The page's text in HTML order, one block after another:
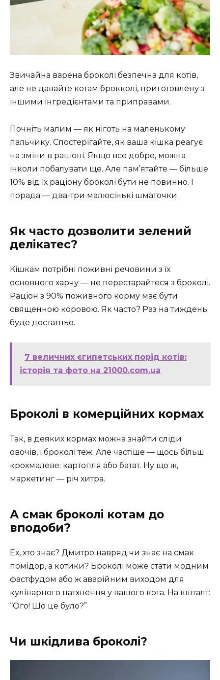
Звичайна варена броколі безпечна для котів,
але не давайте котам брокколі, приготовлену з
іншими інгредієнтами та приправами.
Почніть малим — як ніготь на маленькому
пальчику. Спостерігайте, як ваша кішка реагує
на зміни в раціоні. Якщо все добре, можна
інколи побалувати ще. Але пам’ятайте — більше
10% від їх раціону броколі бути не повинно. І
порада — два-три малюсінькі шматочки.
Як часто дозволити зелений
делікатес?
Кішкам потрібні поживні речовини з їх
основного харчу — не перестарайтеся з броколі.
Раціон з 90% поживного корму має бути
священною коровою. Як часто? Раз на тиждень
буде достатньо.
7 величних єгипетських порід котів:
історія та фото на 21000.com.ua
Броколі в комерційних кормах
Так, в деяких кормах можна знайти сліди
овочів, і броколі теж. Але частіше — щось більш
крохмалеве: картопля або батат. Ну що ж,
маркетинг — річ хитра.
А смак броколі котам до
вподоби?
Ех, хто знає? Дмитро навряд чи знає на смак
помідор, а котики? Броколі може стати модним
фастфудом або ж аварійним виходом для
кулінарного натхнення у вашого кота. На кшталт:
“Ого! Що це було?”
Чи шкідлива броколі?